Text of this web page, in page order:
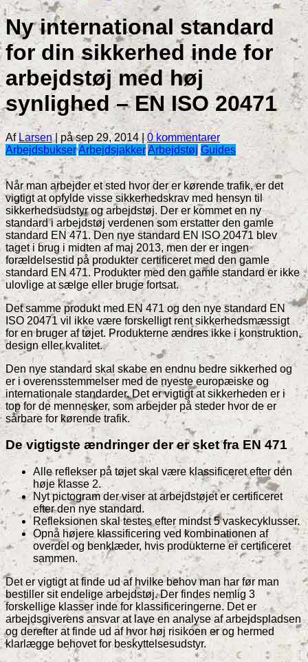
Ny international standard
for din sikkerhed inde for
arbejdstøj med høj
synlighed – EN ISO 20471
Af Larsen på sep 29, 2014 | 0 kommentarer
ArbejdsbukserArbejdsjakkerArbejdstøj Guides
Når man arbejder et sted hvor der er kørende trafik, er det
vigtigt at opfylde visse sikkerhedskrav med hensyn til
sikkerhedsudstyr og arbejdstøj. Der er kommet en ny
standard i arbejdstøj verdenen som erstatter den gamle
standard EN 471. Den nye standard EN ISO 20471 blev
taget i brug i midten af maj 2013, men der er ingen
forældelsestid på produkter certificeret med den gamle
standard EN 471. Produkter med den gamle standard er ikke
ulovlige at sælge eller bruge fortsat.
Det samme produkt med EN 471 og den nye standard EN
ISO 20471 vil ikke være forskelligt rent sikkerhedsmæssigt
for en bruger af tøjet. Produkterne ændres ikke i konstruktion,
design eller kvalitet.
Den nye standard skal skabe en endnu bedre sikkerhed og
er i overensstemmelser med de nyeste europæiske og
internationale standarder. Det er vigtigt at sikkerheden er i
top for de mennesker, som arbejder på steder hvor de er
sårbare for kørende trafik.
De vigtigste ændringer der er sket fra EN 471
Alle reflekser på tøjet skal være klassificeret efter den
høje klasse 2.
Nyt pictogram der viser at arbejdstøjet er certificeret
efter den nye standard.
Refleksionen skal testes efter mindst 5 vaskecyklusser.
Opnå højere klassificering ved kombinationen af
overdel og benklæder, hvis produkterne er certificeret
sammen.
Det er vigtigt at finde ud af hvilke behov man har før man
bestiller sit endelige arbejdstøj. Der findes nemlig 3
forskellige klasser inde for klassificeringerne. Det er
arbejdsgiverens ansvar at lave en analyse af arbejdspladsen
og derefter at finde ud af hvor høj risikoen er og hermed
klarlægge behovet for beskyttelsesudstyr.